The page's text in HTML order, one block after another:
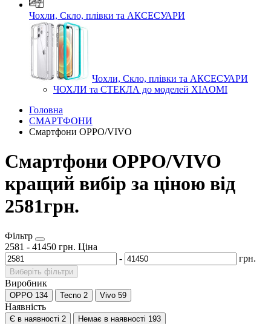
Чохли, Скло, плівки та АКСЕСУАРИ
Чохли, Скло, плівки та АКСЕСУАРИ
ЧОХЛИ та СТЕКЛА до моделей XIAOMI
Головна
СМАРТФОНИ
Смартфони OPPO/VIVO
Смартфони OPPO/VIVO
кращий вибір за ціною від
2581грн.
Фільтр
2581 - 41450 грн. Ціна
-
грн.
Виберіть фільтри
Виробник
OPPO 134 Tecno 2 Vivo 59
Наявність
Є в наявності 2 Немає в наявності 193